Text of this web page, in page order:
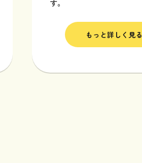
お問い合わせ
採用情報
す。
もっと詳しく見る